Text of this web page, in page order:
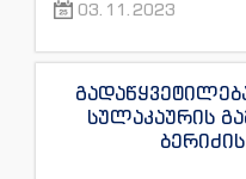
03.11.2023
სულაკაურის